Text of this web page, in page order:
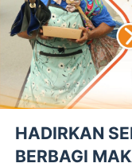
HADIRKAN
BERBAGI